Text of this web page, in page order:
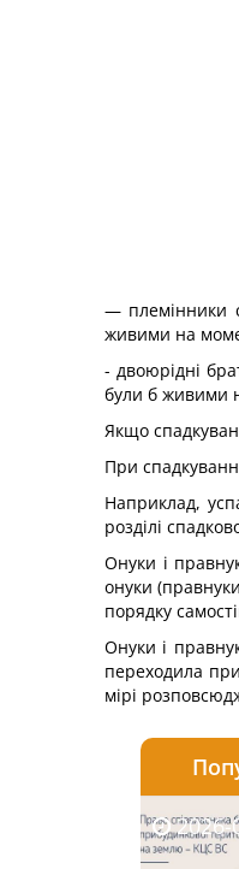
— племінники
живими на
- двоюрідні
були б живими
Якщо
При
Наприклад,
розділі
Онуки і
онуки
порядку
Онуки і
переходила
мірі
2026-